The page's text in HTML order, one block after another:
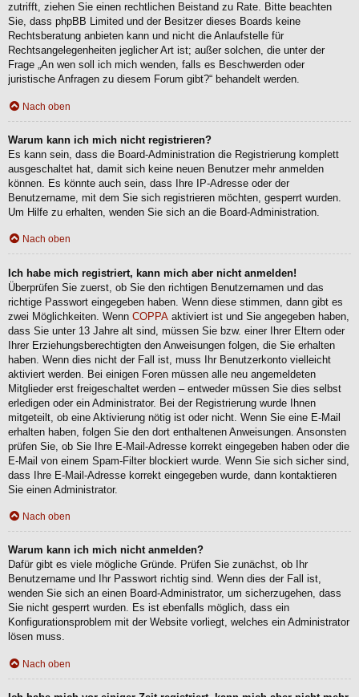
zutrifft, ziehen Sie einen rechtlichen Beistand zu Rate. Bitte beachten
Sie, dass phpBB Limited und der Besitzer dieses Boards keine
Rechtsberatung anbieten kann und nicht die Anlaufstelle für
Rechtsangelegenheiten jeglicher Art ist; außer solchen, die unter der
Frage „An wen soll ich mich wenden, falls es Beschwerden oder
juristische Anfragen zu diesem Forum gibt?“ behandelt werden.
Nach oben
Warum kann ich mich nicht registrieren?
Es kann sein, dass die Board-Administration die Registrierung komplett
ausgeschaltet hat, damit sich keine neuen Benutzer mehr anmelden
können. Es könnte auch sein, dass Ihre IP-Adresse oder der
Benutzername, mit dem Sie sich registrieren möchten, gesperrt wurden.
Um Hilfe zu erhalten, wenden Sie sich an die Board-Administration.
Nach oben
Ich habe mich registriert, kann mich aber nicht anmelden!
Überprüfen Sie zuerst, ob Sie den richtigen Benutzernamen und das
richtige Passwort eingegeben haben. Wenn diese stimmen, dann gibt es
zwei Möglichkeiten. Wenn COPPA aktiviert ist und Sie angegeben haben,
dass Sie unter 13 Jahre alt sind, müssen Sie bzw. einer Ihrer Eltern oder
Ihrer Erziehungsberechtigten den Anweisungen folgen, die Sie erhalten
haben. Wenn dies nicht der Fall ist, muss Ihr Benutzerkonto vielleicht
aktiviert werden. Bei einigen Foren müssen alle neu angemeldeten
Mitglieder erst freigeschaltet werden – entweder müssen Sie dies selbst
erledigen oder ein Administrator. Bei der Registrierung wurde Ihnen
mitgeteilt, ob eine Aktivierung nötig ist oder nicht. Wenn Sie eine E-Mail
erhalten haben, folgen Sie den dort enthaltenen Anweisungen. Ansonsten
prüfen Sie, ob Sie Ihre E-Mail-Adresse korrekt eingegeben haben oder die
E-Mail von einem Spam-Filter blockiert wurde. Wenn Sie sich sicher sind,
dass Ihre E-Mail-Adresse korrekt eingegeben wurde, dann kontaktieren
Sie einen Administrator.
Nach oben
Warum kann ich mich nicht anmelden?
Dafür gibt es viele mögliche Gründe. Prüfen Sie zunächst, ob Ihr
Benutzername und Ihr Passwort richtig sind. Wenn dies der Fall ist,
wenden Sie sich an einen Board-Administrator, um sicherzugehen, dass
Sie nicht gesperrt wurden. Es ist ebenfalls möglich, dass ein
Konfigurationsproblem mit der Website vorliegt, welches ein Administrator
lösen muss.
Nach oben